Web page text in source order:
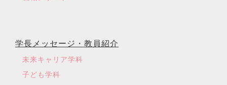
学長メッセージ・教員紹介
未来キャリア学科
子ども学科